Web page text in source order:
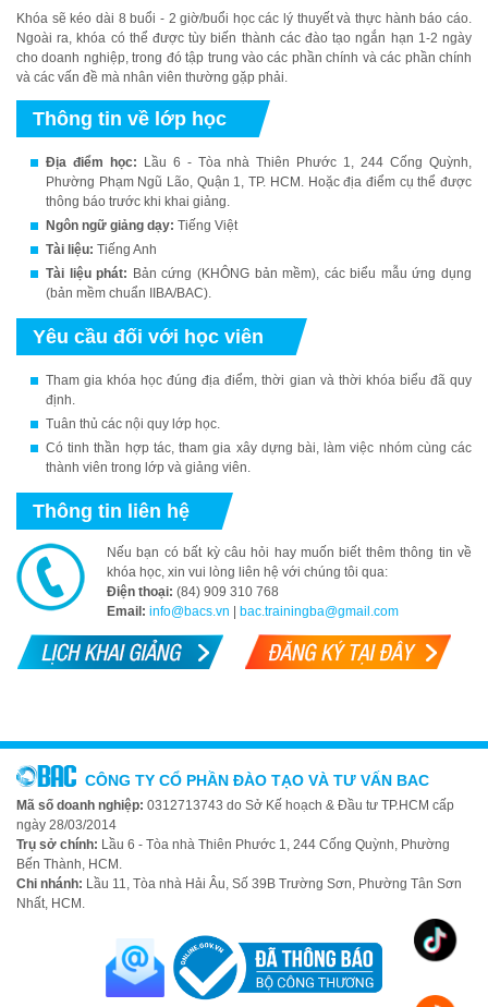
Khóa sẽ kéo dài 8 buổi - 2 giờ/buổi học các lý thuyết và thực hành báo cáo.
Ngoài ra, khóa có thể được tùy biến thành các đào tạo ngắn hạn 1-2 ngày
cho doanh nghiệp, trong đó tập trung vào các phần chính và các phần chính
và các vấn đề mà nhân viên thường gặp phải.
Thông tin về lớp học
Địa điểm học: Lầu 6 - Tòa nhà Thiên Phước 1, 244 Cống Quỳnh,
Phường Phạm Ngũ Lão, Quận 1, TP. HCM. Hoặc địa điểm cụ thể được
thông báo trước khi khai giảng.
Ngôn ngữ giảng dạy: Tiếng Việt
Tài liệu: Tiếng Anh
Tài liệu phát: Bản cứng (KHÔNG bản mềm), các biểu mẫu ứng dụng
(bản mềm chuẩn IIBA/BAC).
Yêu cầu đối với học viên
Tham gia khóa học đúng địa điểm, thời gian và thời khóa biểu đã quy
định.
Tuân thủ các nội quy lớp học.
Có tinh thần hợp tác, tham gia xây dựng bài, làm việc nhóm cùng các
thành viên trong lớp và giảng viên.
Thông tin liên hệ
Nếu bạn có bất kỳ câu hỏi hay muốn biết thêm thông tin về
khóa học, xin vui lòng liên hệ với chúng tôi qua:
Điện thoại: (84) 909 310 768
Email: info@bacs.vn | bac.trainingba@gmail.com
CÔNG TY CỔ PHẦN ĐÀO TẠO VÀ TƯ VẤN BAC
Mã số doanh nghiệp: 0312713743 do Sở Kế hoạch & Đầu tư TP.HCM cấp
ngày 28/03/2014
Trụ sở chính: Lầu 6 - Tòa nhà Thiên Phước 1, 244 Cống Quỳnh, Phường
Bến Thành, HCM.
Chi nhánh: Lầu 11, Tòa nhà Hải Âu, Số 39B Trường Sơn, Phường Tân Sơn
Nhất, HCM.